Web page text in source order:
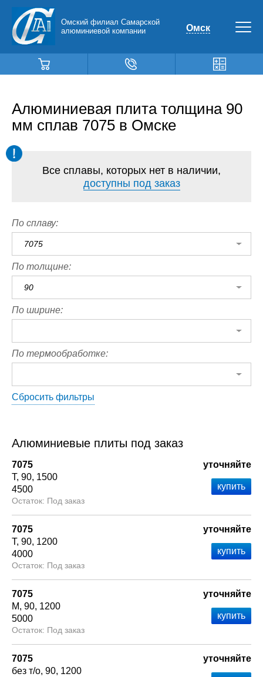
Омский филиал Самарской
алюминиевой компании
Омск
Алюминиевая плита толщина 90
мм сплав 7075 в Омске
Все сплавы, которых нет в наличии,
доступны под заказ
По сплаву:
7075
По толщине:
90
По ширине:
По термообработке:
Сбросить фильтры
Алюминиевые плиты под заказ
7075
Т 90 1500
4500
Под заказ
уточняйте
7075
Т 90 1200
4000
Под заказ
уточняйте
7075
М 90 1200
5000
Под заказ
уточняйте
7075
без т/о 90 1200
уточняйте